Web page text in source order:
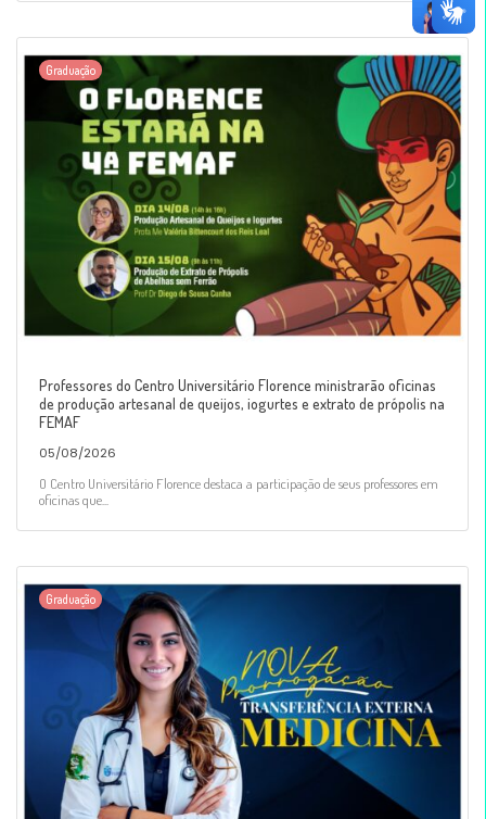
Graduação
Professores do Centro Universitário Florence ministrarão oficinas
de produção artesanal de queijos, iogurtes e extrato de própolis na
FEMAF
05/08/2026
O Centro Universitário Florence destaca a participação de seus professores em
oficinas que...
Graduação